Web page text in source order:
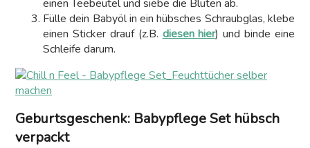
einen Teebeutel und siebe die Blüten ab.
Fülle dein Babyöl in ein hübsches Schraubglas, klebe
einen Sticker drauf (z.B. diesen hier) und binde eine
Schleife darum.
Geburtsgeschenk: Babypflege Set hübsch
verpackt